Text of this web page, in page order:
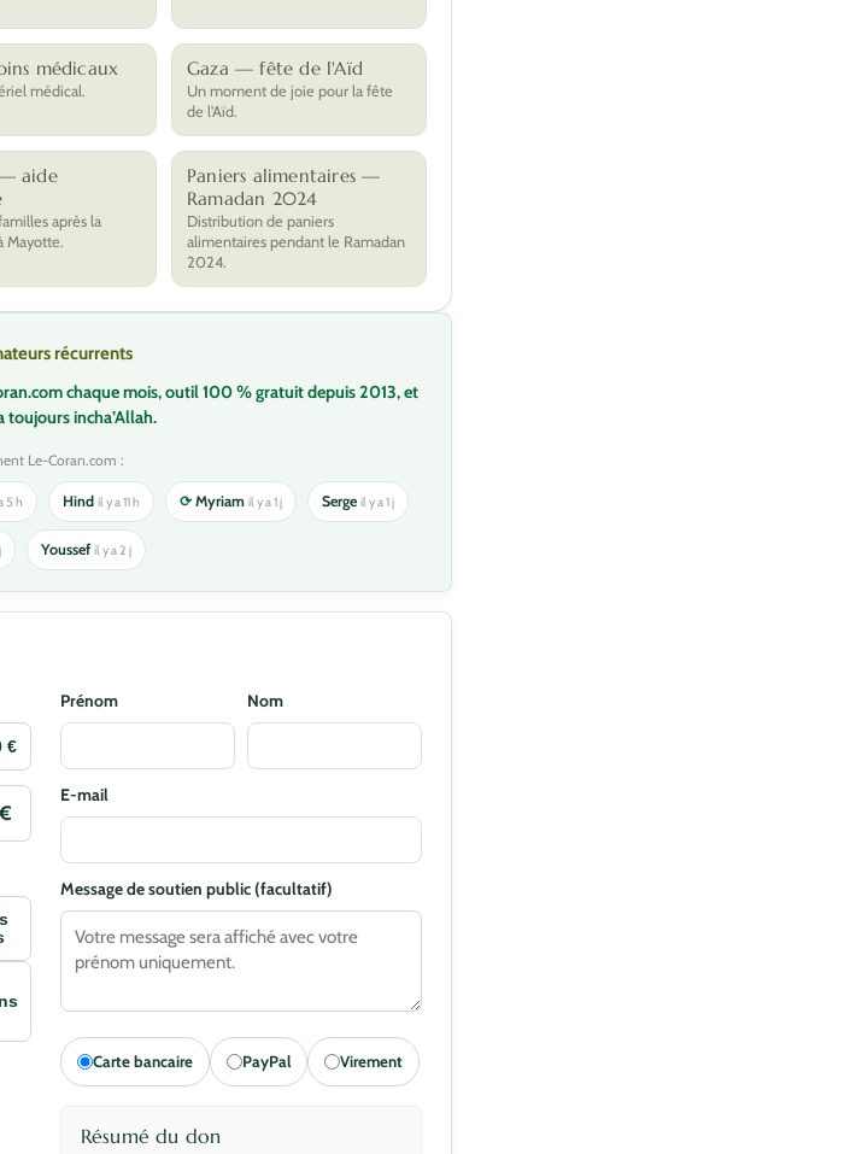
médicaux
médical.
Gaza — fête de l'Aïd
Un moment de joie pour la fête
de l'Aïd.
aide
après la
Mayotte.
Paniers alimentaires —
Ramadan 2024
Distribution de paniers
alimentaires pendant le Ramadan
2024.
récurrents
chaque mois, outil 100 % gratuit depuis 2013, et
toujours incha’Allah.
Le-Coran.com :
5 h Hind il y a 11 h ⟳Myriam il y a 1 j Serge il y a 1 j
Youssefil y a 2 j
€
Prénom Nom
E-mail
Message de soutien public (facultatif)
Carte bancaire PayPal Virement
Résumé du don